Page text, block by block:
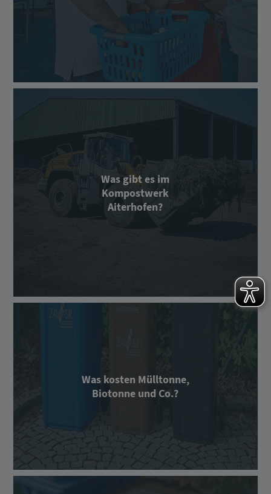
Was gibt es im
Kompostwerk
Aiterhofen?
Was kosten Mülltonne,
Biotonne und Co.?